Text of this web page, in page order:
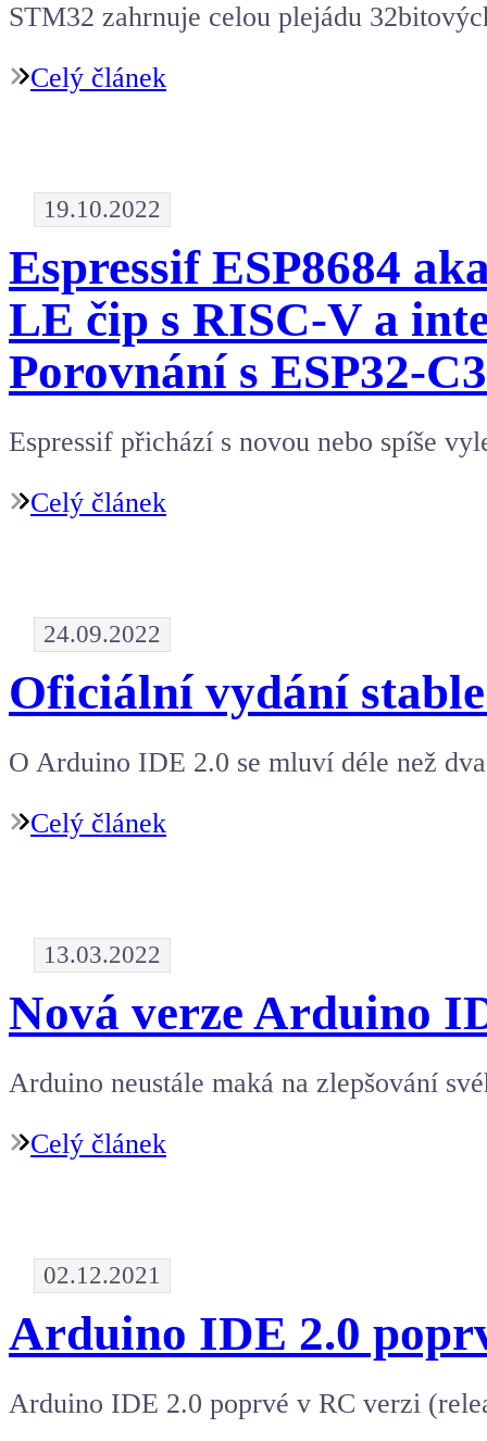
STM32 zahrnuje celou plejádu
Celý článek
19.10.2022
Espressif ESP8684
LE čip s RISC-V a
Porovnání s ESP32-
Espressif přichází s novou nebo spíše
Celý článek
24.09.2022
Oficiální vydání
O Arduino IDE 2.0 se mluví déle než
Celý článek
13.03.2022
Nová verze Arduino
Arduino neustále maká na zlepšování
Celý článek
02.12.2021
Arduino IDE 2.0
Arduino IDE 2.0 poprvé v RC verzi